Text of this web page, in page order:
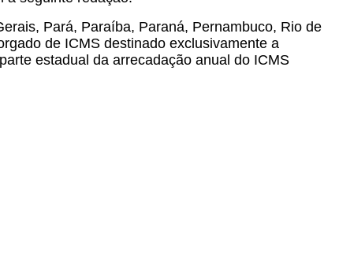
Pará, Paraíba, Paraná, Pernambuco, Rio de
de ICMS destinado exclusivamente a
estadual da arrecadação anual do ICMS